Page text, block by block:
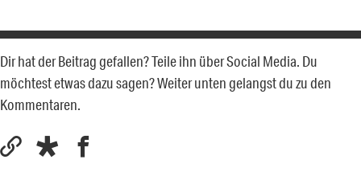
Dir hat der Beitrag gefallen? Teile ihn über Social Media. Du
möchtest etwas dazu sagen? Weiter unten gelangst du zu den
Kommentaren.